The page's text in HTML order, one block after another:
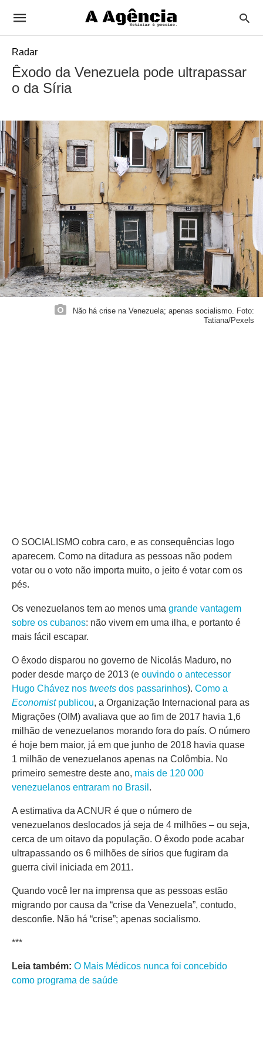
Radar
Êxodo da Venezuela pode ultrapassar
o da Síria
Não há crise na Venezuela; apenas socialismo. Foto:
Tatiana/Pexels
O SOCIALISMO cobra caro, e as consequências logo
aparecem. Como na ditadura as pessoas não podem
votar ou o voto não importa muito, o jeito é votar com os
pés.
Os venezuelanos tem ao menos uma grande vantagem
sobre os cubanos: não vivem em uma ilha, e portanto é
mais fácil escapar.
O êxodo disparou no governo de Nicolás Maduro, no
poder desde março de 2013 (e ouvindo o antecessor
Hugo Chávez nos tweets dos passarinhos). Como a
Economistpublicou, a Organização Internacional para as
Migrações (OIM) avaliava que ao fim de 2017 havia 1,6
milhão de venezuelanos morando fora do país. O número
é hoje bem maior, já em que junho de 2018 havia quase
1 milhão de venezuelanos apenas na Colômbia. No
primeiro semestre deste ano, mais de 120 000
venezuelanos entraram no Brasil.
A estimativa da ACNUR é que o número de
venezuelanos deslocados já seja de 4 milhões – ou seja,
cerca de um oitavo da população. O êxodo pode acabar
ultrapassando os 6 milhões de sírios que fugiram da
guerra civil iniciada em 2011.
Quando você ler na imprensa que as pessoas estão
migrando por causa da “crise da Venezuela”, contudo,
desconfie. Não há “crise”; apenas socialismo.
***
Leia também: O Mais Médicos nunca foi concebido
como programa de saúde